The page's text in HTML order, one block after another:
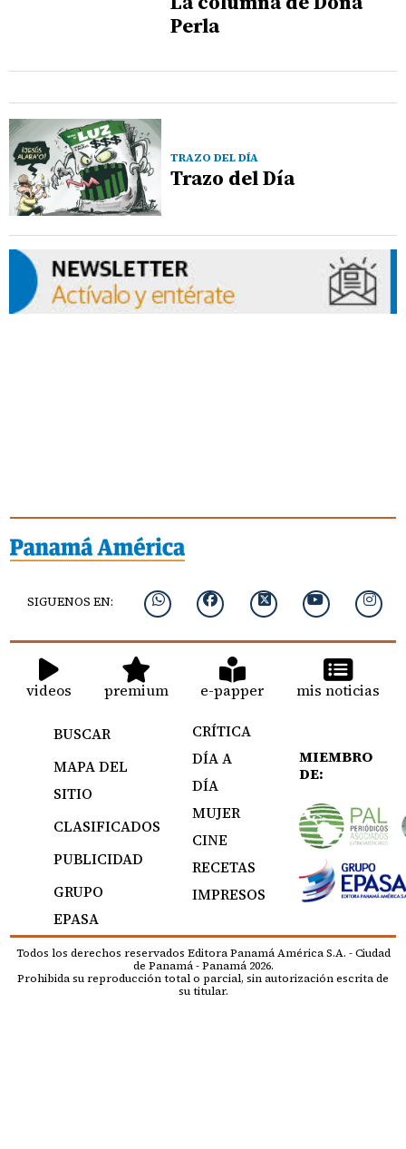
Perla
TRAZO DEL DÍA
Trazo del Día
SIGUENOS EN:
videos premium e-papper mis noticias
BUSCAR
MAPA DEL
SITIO
CLASIFICADOS
PUBLICIDAD
GRUPO
EPASA
CRÍTICA
DÍA A
DÍA
MUJER
CINE
RECETAS
IMPRESOS
MIEMBRO
DE:
Todos los derechos reservados Editora Panamá América S.A. - Ciudad
de Panamá - Panamá 2026.
Prohibida su reproducción total o parcial, sin autorización escrita de
su titular.